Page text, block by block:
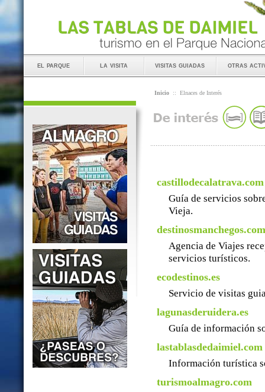
el parque la visita visitas guiadas otras
Inicio :: Elnaces de Interés
castillodecalatrava.com
Guía de servicios
Vieja.
destinosmanchegos.com
Agencia de Viajes
servicios turísticos.
ecodestinos.es
Servicio de visitas
lagunasderuidera.es
Guía de información
lastablasdedaimiel.com
Información turística
turismoalmagro.com